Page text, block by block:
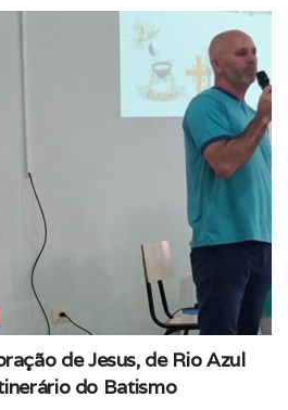
Para a vice-
o casal Gilmar e Natalinha
casal secretário será exercida por
Além da
definição das
novas funções, a
Pastoral Familiar
também foi
fortalecida com a
chegada de mais
sete novos
casais,
ampliando a
de Jesus, de Rio Azul
do Batismo